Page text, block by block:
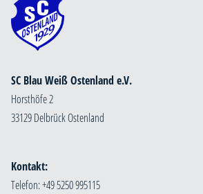
SC Blau Weiß Ostenland e.V.
Horsthöfe 2
33129 Delbrück Ostenland
Kontakt:
Telefon: +49 5250 995115